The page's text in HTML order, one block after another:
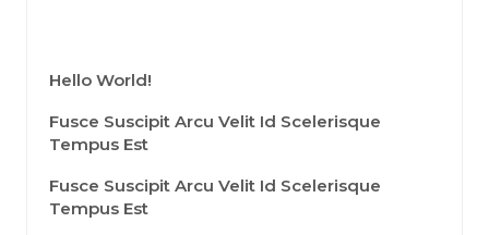
Hello World!
Fusce Suscipit Arcu Velit Id Scelerisque
Tempus Est
Fusce Suscipit Arcu Velit Id Scelerisque
Tempus Est